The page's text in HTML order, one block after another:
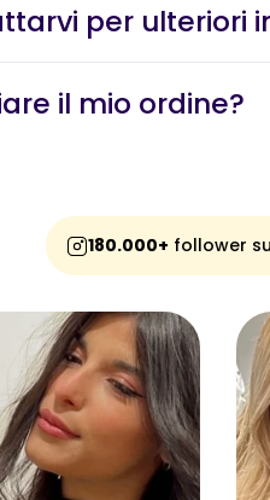
per ulteriori
il mio ordine?
180.000+ follower